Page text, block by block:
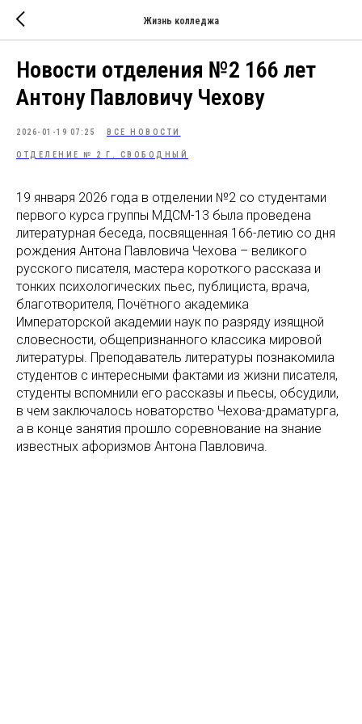
Жизнь колледжа
Новости отделения №2 166 лет
Антону Павловичу Чехову
2026-01-19 07:25 ВСЕ НОВОСТИ
ОТДЕЛЕНИЕ № 2 Г. СВОБОДНЫЙ
19 января 2026 года в отделении №2 со студентами
первого курса группы МДСМ-13 была проведена
литературная беседа, посвященная 166-летию со дня
рождения Антона Павловича Чехова – великого
русского писателя, мастера короткого рассказа и
тонких психологических пьес, публициста, врача,
благотворителя, Почётного академика
Императорской академии наук по разряду изящной
словесности, общепризнанного классика мировой
литературы. Преподаватель литературы познакомила
студентов с интересными фактами из жизни писателя,
студенты вспомнили его рассказы и пьесы, обсудили,
в чем заключалось новаторство Чехова-драматурга,
а в конце занятия прошло соревнование на знание
известных афоризмов Антона Павловича.